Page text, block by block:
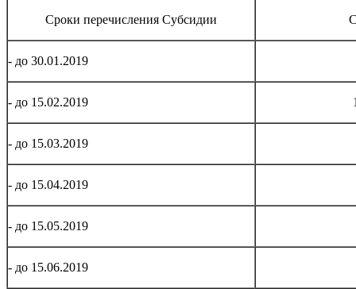
Сроки перечисления Субсидии
- до 30.01.2019
- до 15.02.2019
- до 15.03.2019
- до 15.04.2019
- до 15.05.2019
- до 15.06.2019